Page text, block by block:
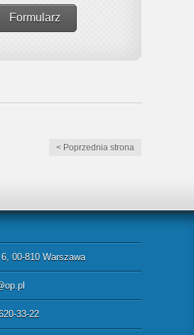
Formularz
< Poprzednia strona
00-810 Warszawa
33-22